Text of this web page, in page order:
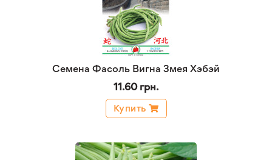
Семена Фасоль Вигна Змея Хэбэй
11.60 грн.
Купить